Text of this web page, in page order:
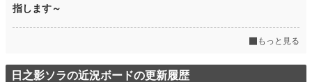
指します～
もっと見る
日之影ソラの近況ボードの更新履歴